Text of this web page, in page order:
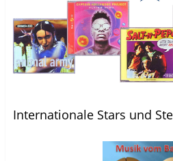
Internationale Stars und